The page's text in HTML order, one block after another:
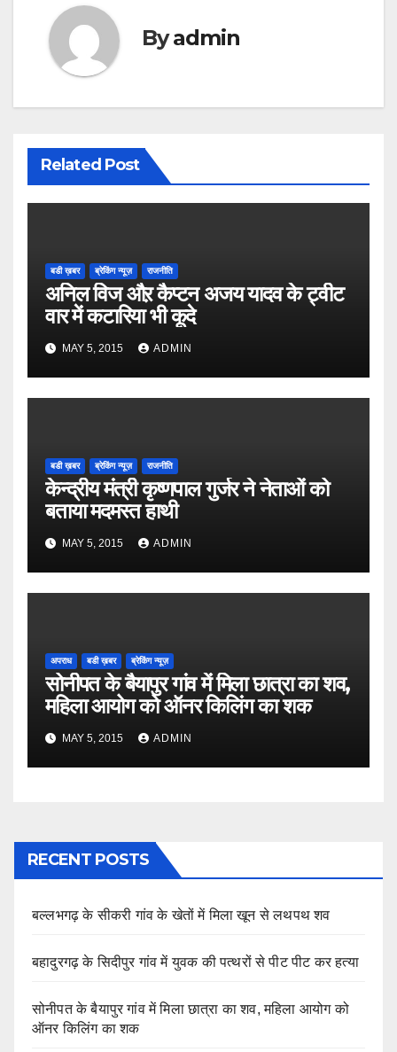
Byadmin
Related Post
बडी ख़बर ब्रेकिंग न्यूज़ राजनीति
अनिल विज औऱ कैप्टन अजय यादव के ट्वीट
वार में कटारिया भी कूदे
MAY 5, 2015 ADMIN
बडी ख़बर ब्रेकिंग न्यूज़ राजनीति
केन्द्रीय मंत्री कृष्णपाल गुर्जर ने नेताओं को
बताया मदमस्त हाथी
MAY 5, 2015 ADMIN
अपराध बडी ख़बर ब्रेकिंग न्यूज़
सोनीपत के बैयापुर गांव में मिला छात्रा का शव,
महिला आयोग को ऑनर किलिंग का शक
MAY 5, 2015 ADMIN
RECENT POSTS
बल्लभगढ़ के सीकरी गांव के खेतों में मिला खून से लथपथ शव
बहादुरगढ़ के सिदीपुर गांव में युवक की पत्थरों से पीट पीट कर हत्या
सोनीपत के बैयापुर गांव में मिला छात्रा का शव, महिला आयोग को
ऑनर किलिंग का शक